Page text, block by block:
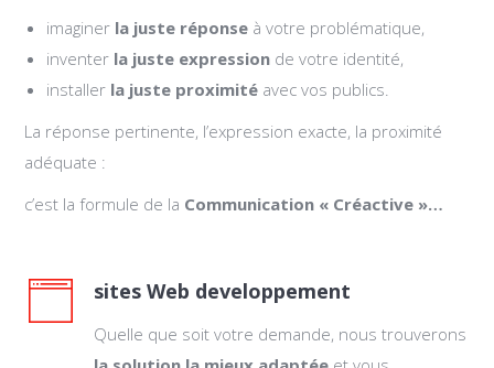
imaginer la juste réponse à votre problématique,
inventer la juste expression de votre identité,
installer la juste proximité avec vos publics.
La réponse pertinente, l’expression exacte, la proximité
adéquate :
c’est la formule de la Communication « Créactive »…
sites Web developpement
Quelle que soit votre demande, nous trouverons